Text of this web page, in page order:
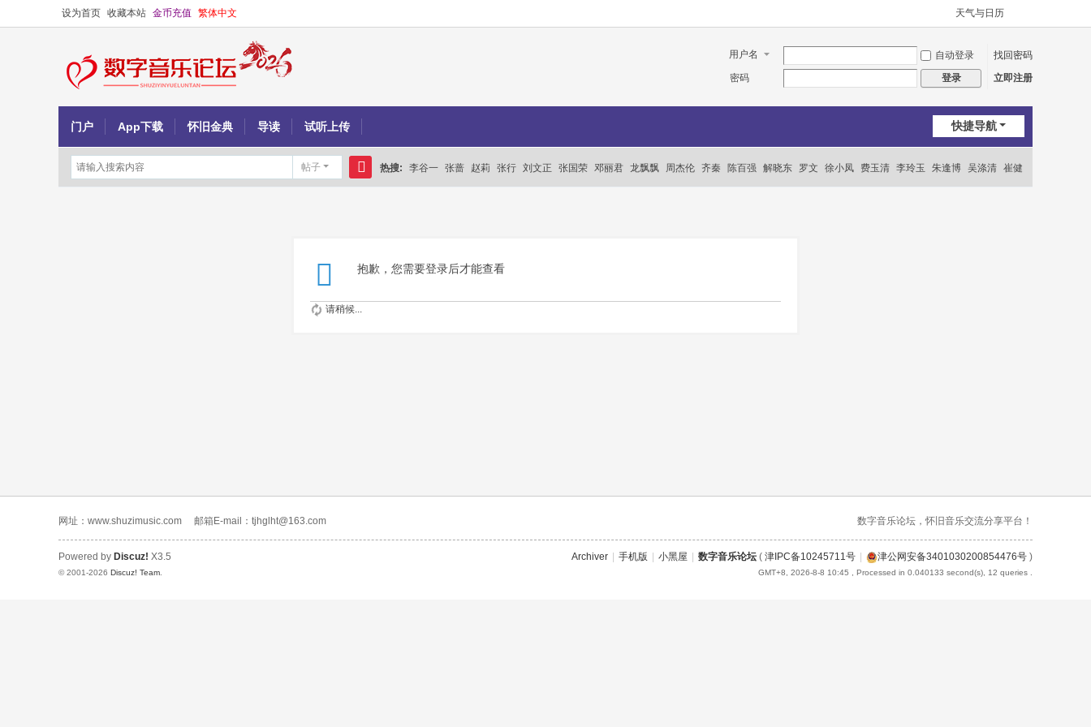
设为首页 收藏本站 金币充值 繁体中文 天气与日历
用户名 自动登录
找回密码
密码
登录 立即注册
快捷导航
门户 App下载 怀旧金典 导读 试听上传
帖子
搜
热搜: 李谷一 张蔷 赵莉 张行 刘文正 张国荣 邓丽君 龙飘飘 周杰伦 齐秦 陈百强 解晓东 罗文 徐小凤 费玉清 李玲玉 朱逢博 吴涤清 崔健
抱歉，您需要登录后才能查看
请稍候...
网址：www.shuzimusic.com 邮箱E-mail：tjhglht@163.com 数字音乐论坛，怀旧音乐交流分享平台！
Archiver 手机版 小黑屋 数字音乐论坛 ( 津IPC备10245711号 津公网安备3401030200854476号 )
GMT+8, 2026-8-8 10:45 , Processed in 0.040133 second(s), 12 queries .
Powered by Discuz! X3.5
© 2001-2026 Discuz! Team